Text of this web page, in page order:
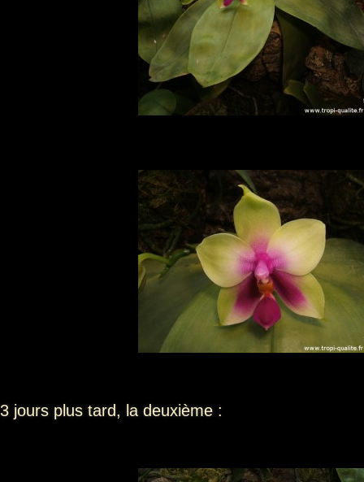
3 jours plus tard, la deuxième :